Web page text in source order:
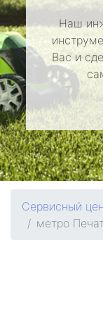
Наш
Вас и
Сервисный
метро